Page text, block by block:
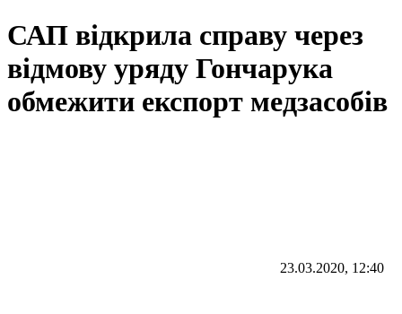
САП відкрила справу через
відмову уряду Гончарука
обмежити експорт медзасобів
23.03.2020, 12:40